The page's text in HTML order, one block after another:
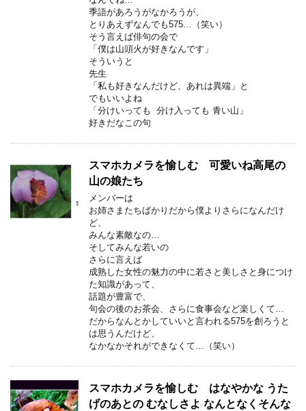
季語があろうがなかろうが、
とりあえずなんでも575…（笑い）
そう言えば俳句の会で
「僕は山頭火が好きなんです」
そういうと
先生
「私も好きなんだけど、あれは異端」と
でもいいよね
「分けいっても 分け入っても 青い山」
好きだなこの句
スマホカメラを愉しむ 可愛いね高尾の
山の娘たち
メンバーは
お姉さまたちばかりだから僕よりさらになんだけ
ど、
みんな素敵なの…
そしてみんな若いの
さらに言えば
成熟した女性の魅力の中に若さと美しさと身につけ
た知識があって、
話題が豊富で、
句会の後のお茶会、さらに食事会など楽しくて…
だからなんとかしていいと言われる575を創ろうと
は思うんだけど、
なかなかそれができなくて…（笑い）
スマホカメラを愉しむ はなやかな うた
げのあとの むなしさよ なんとなくそんな